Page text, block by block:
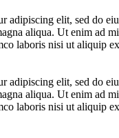
adipiscing elit, sed do
aliqua. Ut enim ad
laboris nisi ut aliquip
adipiscing elit, sed do
aliqua. Ut enim ad
laboris nisi ut aliquip